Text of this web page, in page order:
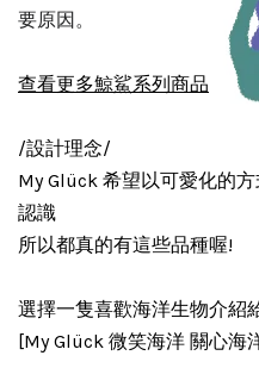
要原因。
查看更多鯨鯊系列商品
/設計理念/
My Glück 希望以可愛化的
認識
所以都真的有這些品種喔!
選擇一隻喜歡海洋生物介紹
[My Glück 微笑海洋 關心海